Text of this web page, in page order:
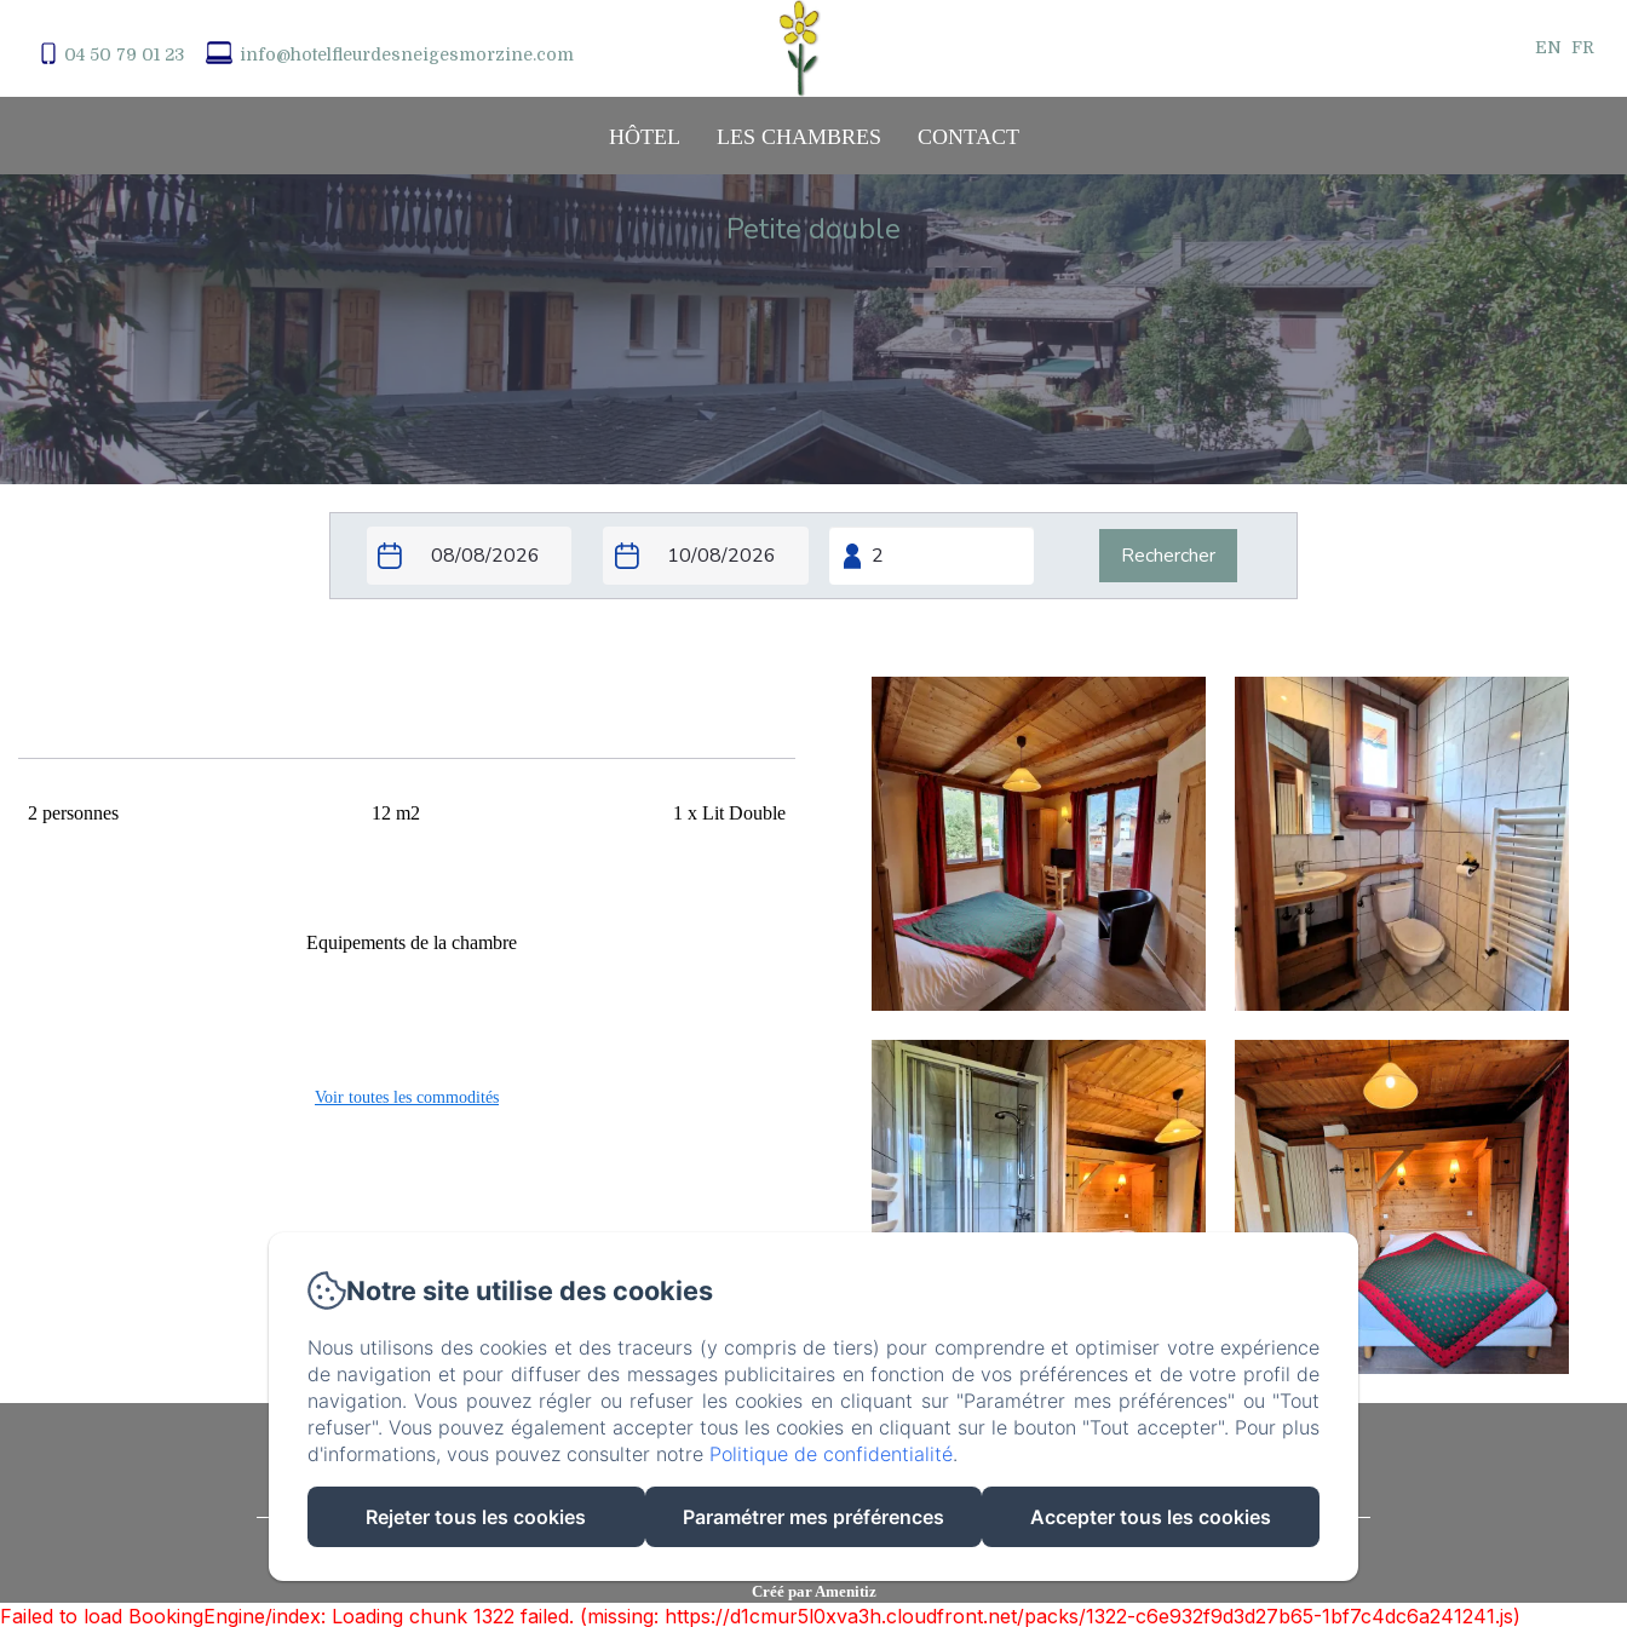
04 50 79 01 23 info@hotelfleurdesneigesmorzine.com EN FR
HÔTEL LES CHAMBRES CONTACT
Petite double
Rechercher
2 personnes 12 m2 1 x Lit Double
Equipements de la chambre
Voir toutes les commodités
Fleur Des Neiges
Hôtel à Morzine Les chambres Contact Politique de confidentialitéInformations légalesInformations sur les cookies
Créé par Amenitiz
Failed to load BookingEngine/index: Loading chunk 1322 failed. (missing: https://d1cmur5l0xva3h.cloudfront.net/packs/1322-c6e932f9d3d27b65-1bf7c4dc6a241241.js)
Notre site utilise des cookies
Nous utilisons des cookies et des traceurs (y compris de tiers) pour comprendre et optimiser votre expérience
de navigation et pour diffuser des messages publicitaires en fonction de vos préférences et de votre profil de
navigation. Vous pouvez régler ou refuser les cookies en cliquant sur "Paramétrer mes préférences" ou "Tout
refuser". Vous pouvez également accepter tous les cookies en cliquant sur le bouton "Tout accepter". Pour plus
d'informations, vous pouvez consulter notre Politique de confidentialité.
Rejeter tous les cookies Paramétrer mes préférences Accepter tous les cookies